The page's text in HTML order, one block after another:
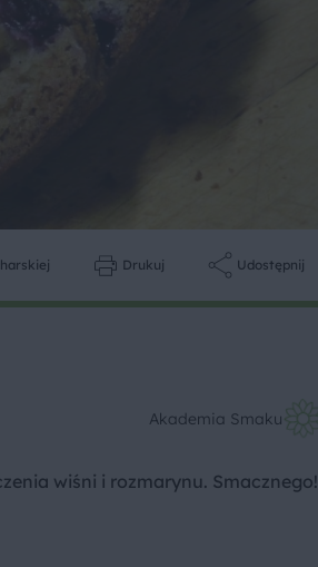
Drukuj Udostępnij
Akademia Smaku
wiśni i rozmarynu. Smacznego!